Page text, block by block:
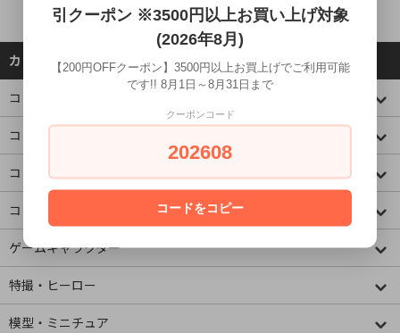
カテゴリーから探す
コレクションケース
コミック・アニメ(ジャンプ)
コミック・アニメ(その他)
コミック・アニメ(ラノベ系)
ゲームキャラクター
特撮・ヒーロー
模型・ミニチュア
引クーポン ※3500円以上お買い上げ対象
(2026年8月)
【200円OFFクーポン】3500円以上お買上げでご利用可能
です!! 8月1日～8月31日まで
クーポンコード
202608
コードをコピー